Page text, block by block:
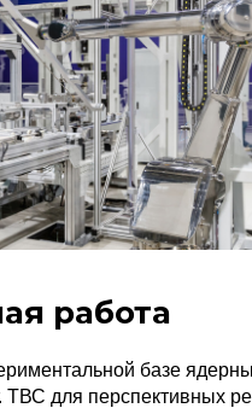
работа
базе
ТВС для перспективных